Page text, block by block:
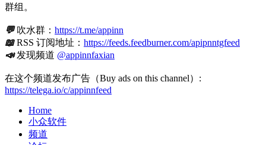
群组。
💬吹水群： https://t.me/appinn
📖RSS 订阅地址： https://feeds.feedburner.com/apipnntgfeed
📣发现频道 @appinnfaxian
在这个频道发布广告（Buy ads on this channel）:
https://telega.io/c/appinnfeed
Home
小众软件
频道